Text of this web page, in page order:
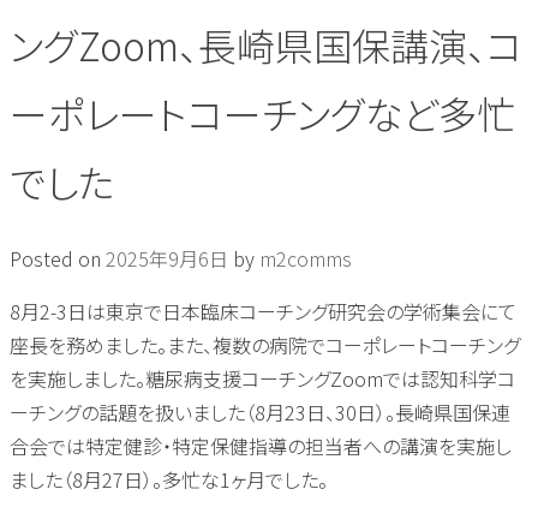
ングZoom、長崎県国保講演、コ
ーポレートコーチングなど多忙
でした
Posted on 2025年9月6日 by m2comms
8月2-3日は東京で日本臨床コーチング研究会の学術集会にて
座長を務めました。また、複数の病院でコーポレートコーチング
を実施しました。糖尿病支援コーチングZoomでは認知科学コ
ーチングの話題を扱いました（8月23日、30日）。長崎県国保連
合会では特定健診・特定保健指導の担当者への講演を実施し
ました（8月27日）。多忙な1ヶ月でした。